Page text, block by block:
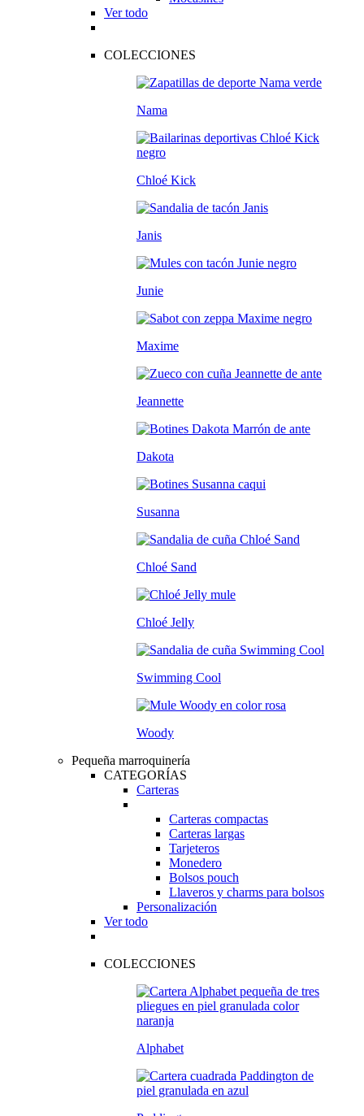
Ver todo
COLECCIONES
Nama
Chloé Kick
Janis
Junie
Maxime
Jeannette
Dakota
Susanna
Chloé Sand
Chloé Jelly
Swimming Cool
Woody
Pequeña marroquinería
CATEGORÍAS
Carteras
Carteras compactas
Carteras largas
Tarjeteros
Monedero
Bolsos pouch
Llaveros y charms para bolsos
Personalización
Ver todo
COLECCIONES
Alphabet